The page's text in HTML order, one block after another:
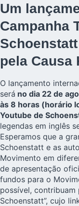
Um
Campanha
pela Causa
O lançamento
será no dia 22 de
às 8 horas (horário
Youtube de
legendas em inglês
Esperamos que a
Schoenstatt e as
Movimento em
de apresentação
fundos para o
possível, contribuam
Schoenstatt”, cujo